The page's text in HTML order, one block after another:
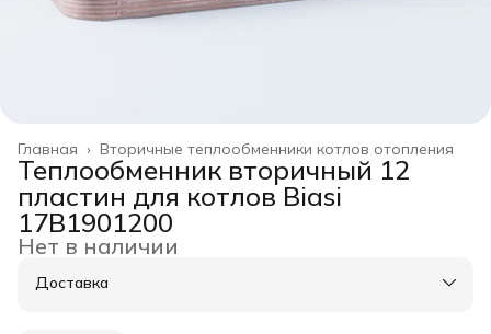
Вторичные теплообменники котлов отопления
Главная ›
Теплообменник вторичный 12
пластин для котлов Biasi
17B1901200
Нет в наличии
Доставка